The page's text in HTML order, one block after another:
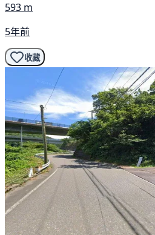
593 m
5年前
收藏